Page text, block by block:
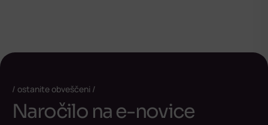
ostanite obveščeni
Naročilo na e-novice